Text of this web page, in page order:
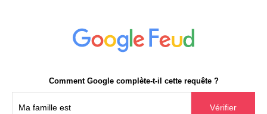
Comment Google complète-t-il cette requête ?